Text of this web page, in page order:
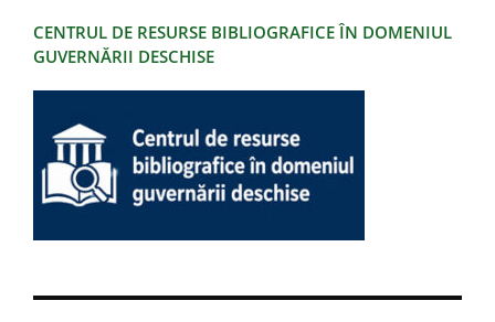
CENTRUL DE RESURSE BIBLIOGRAFICE ÎN DOMENIUL
GUVERNĂRII DESCHISE